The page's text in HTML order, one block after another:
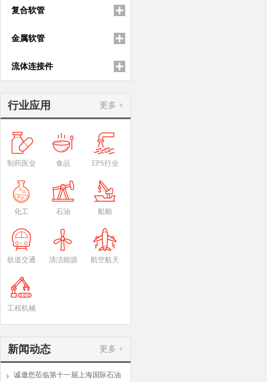
复合软管
金属软管
流体连接件
更多 +
行业应用
制药医业 食品 EPS行业
化工 石油 船舶
轨道交通 清洁能源 航空航天
工程机械
更多 +
新闻动态
诚邀您莅临第十一届上海国际石油